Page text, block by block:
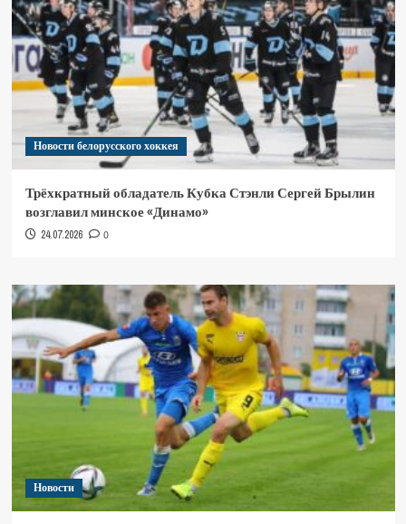
Новости белорусского хоккея
Трёхкратный обладатель Кубка Стэнли Сергей Брылин
возглавил минское «Динамо»
24.07.2026 0
Новости